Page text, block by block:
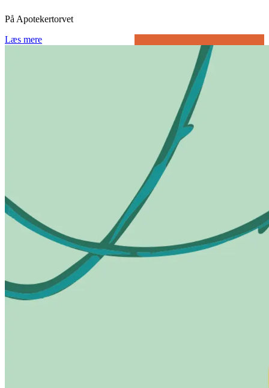
På Apotekertorvet
Læs mere